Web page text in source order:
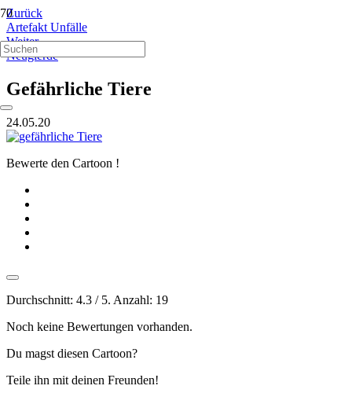
Zurück
Artefakt Unfälle
Weiter
Neugierde
Gefährliche Tiere
24.05.20
Bewerte den Cartoon !
Durchschnitt: 4.3 / 5. Anzahl: 19
Noch keine Bewertungen vorhanden.
Du magst diesen Cartoon?
Teile ihn mit deinen Freunden!